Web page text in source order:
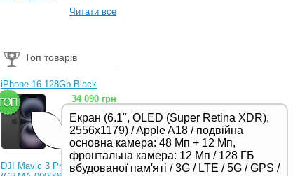
Читати все
Топ товарів
iPhone 16 128Gb Black
Екран (6.1", OLED (Super Retina XDR),
2556x1179) / Apple A18 / подвійна
основна камера: 48 Мп + 12 Мп,
фронтальна камера: 12 Мп / 128 ГБ
вбудованої пам'яті / 3G / LTE / 5G / GPS /
34 090 грн
DJI Mavic 3 Pro (RC)